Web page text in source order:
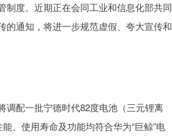
制度。近期正在会同工业和信息化部共同
的通知，将进一步规范虚假、夸大宣传和
调配一批宁德时代82度电池（三元锂离
、使用寿命及功能均符合华为“巨鲸”电